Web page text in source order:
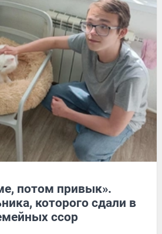
потом привык».
которого сдали в
ссор